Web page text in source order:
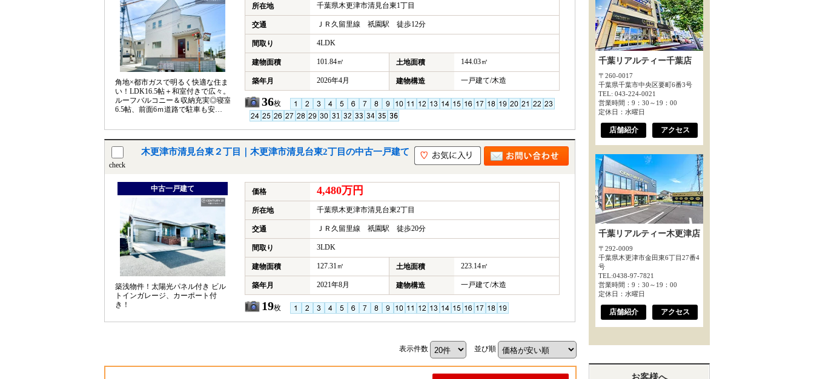
角地×都市ガスで明るく快適な住ま
い！LDK16.5帖＋和室付きで広々。
ルーフバルコニー＆収納充実◎寝室
6.5帖、前面6ｍ道路で駐車も安
所在地 千葉県木更津市清見台東1丁目
交通 ＪＲ久留里線 祇園駅 徒歩12分
間取り 4LDK
建物面積 101.84㎡ 土地面積 144.03㎡
築年月 2026年4月 建物構造 一戸建て/木造
36枚
check
木更津市清見台東２丁目｜木更津市清見台東2丁目の中古一戸建て
中古一戸建て
築浅物件！太陽光パネル付き ビル
トインガレージ、カーポート付
き！
価格 4,480万円
所在地 千葉県木更津市清見台東2丁目
交通 ＪＲ久留里線 祇園駅 徒歩20分
間取り 3LDK
建物面積 127.31㎡ 土地面積 223.14㎡
築年月 2021年8月 建物構造 一戸建て/木造
19枚
表示件数 並び順
千葉リアルティー千葉店
〒260-0017
千葉県千葉市中央区要町6番3号
TEL: 043-224-0021
営業時間：9：30～19：00
定休日：水曜日
店舗紹介 アクセス
千葉リアルティー木更津店
〒292-0009
千葉県木更津市金田東6丁目27番4
号
TEL:0438-97-7821
営業時間：9：30～19：00
定休日：水曜日
店舗紹介 アクセス